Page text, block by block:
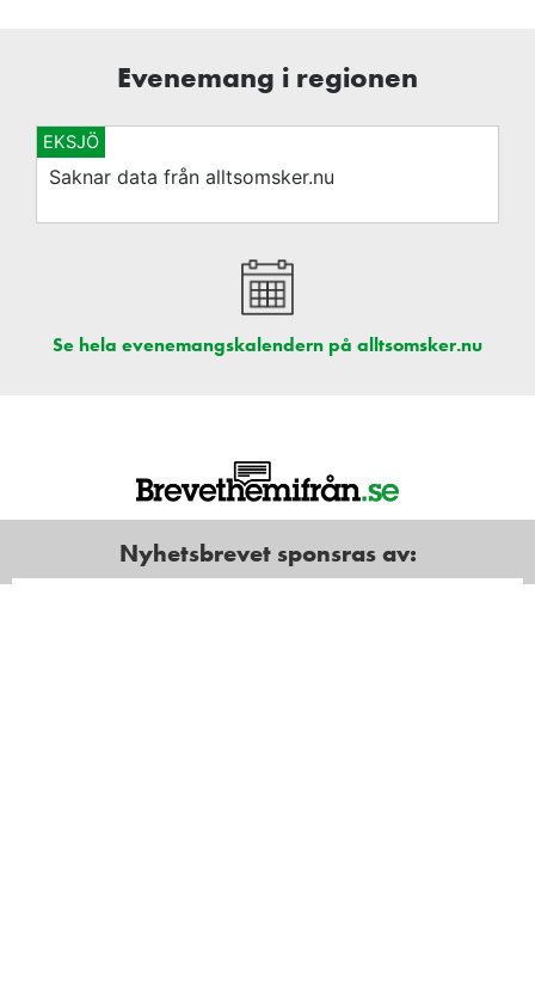
Evenemang i regionen
EKSJÖ
Saknar data från alltsomsker.nu
Se hela evenemangskalendern på alltsomsker.nu
Nyhetsbrevet sponsras av: